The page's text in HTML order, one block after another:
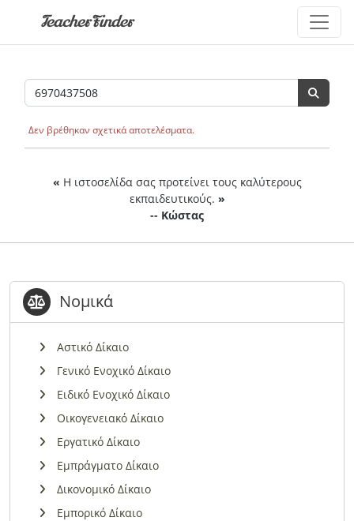
TeacherFinder
Δεν βρέθηκαν σχετικά αποτελέσματα.
« Η ιστοσελίδα σας προτείνει τους καλύτερους
εκπαιδευτικούς. »
-- Κώστας
Νομικά
Αστικό Δίκαιο
Γενικό Ενοχικό Δίκαιο
Ειδικό Ενοχικό Δίκαιο
Οικογενειακό Δίκαιο
Εργατικό Δίκαιο
Εμπράγματο Δίκαιο
Δικονομικό Δίκαιο
Εμπορικό Δίκαιο